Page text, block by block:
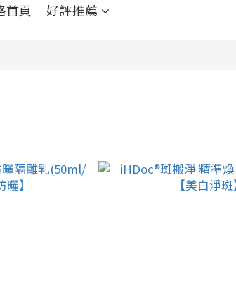
首頁 好評推薦